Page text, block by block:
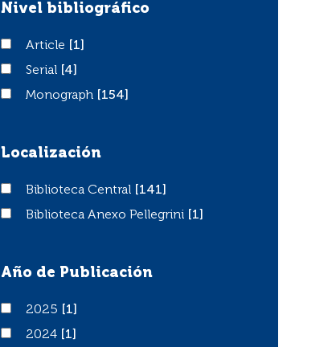
Nivel bibliográfico
ArticleArticle
[1]
SerialSerial
[4]
Monograph
Monograph [154]
Localización
Biblioteca Central
Biblioteca Central
[141]
Biblioteca Anexo Pellegrini
Biblioteca Anexo Pellegrini [1]
Año de Publicación
20252025
[1]
20242024
[1]